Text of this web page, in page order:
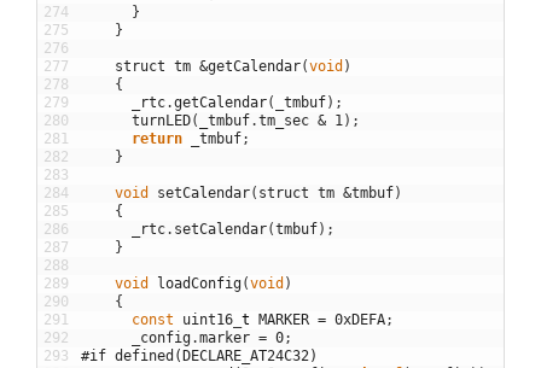
274
275
276
277
278
279
280
281
282
283
284
285
286
287
288
289
290
291
292
293
}
}
struct tm &getCalendar(void )
{
_rtc.getCalendar( _tmbuf) ;
turnLED( _tmbuf.tm_sec & 1) ;
return
_tmbuf;
}
void setCalendar( struct tm &tmbuf)
{
_rtc. setCalendar(tmbuf) ;
}
void loadConfig(void )
{
const
uint16 t MARKER = 0xDEFA;
_config.marker = 0;
#if defined(DECLARE_AT24C32)